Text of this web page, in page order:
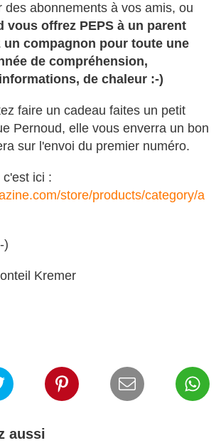
des abonnements à vos amis, ou
vous offrez PEPS à un parent
compagnon pour toute une
de compréhension,
de chaleur :-)
faire un cadeau faites un petit
Pernoud, elle vous enverra un bon
sur l'envoi du premier numéro.
ici :
store/products/category/a
)
Kremer
aussi